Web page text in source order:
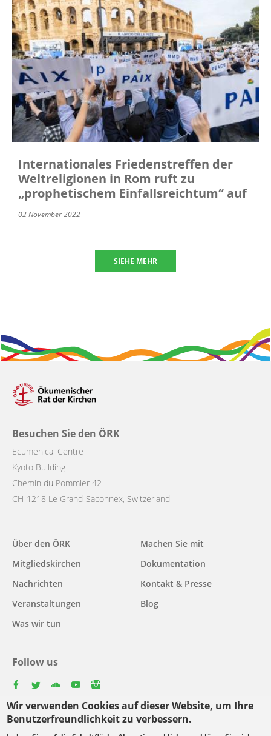
Wir verwenden Cookies auf dieser Website, um Ihre
Benutzerfreundlichkeit zu verbessern.
Internationales Friedenstreffen der
Weltreligionen in Rom ruft zu
„prophetischem Einfallsreichtum“ auf
02 November 2022
SIEHE MEHR
Besuchen Sie den ÖRK
Ecumenical Centre
Kyoto Building
Chemin du Pommier 42
CH-1218 Le Grand-Saconnex, Switzerland
Main
navigation
Über den ÖRK
Mitgliedskirchen
Nachrichten
Veranstaltungen
Was wir tun
Machen Sie mit
Dokumentation
Kontakt & Presse
Blog
Follow us
Select
your